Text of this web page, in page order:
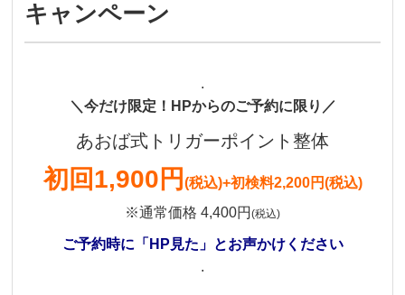
キャンペーン
.
＼今だけ限定！HPからのご予約に限り／
あおば式トリガーポイント整体
初回1,900円 (税込)+初検料2,200円(税込)
※通常価格 4,400円 (税込)
ご予約時に「HP見た」とお声かけください
.